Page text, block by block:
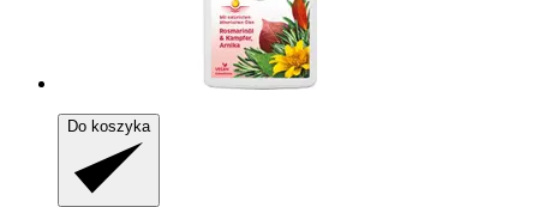
Do koszyka